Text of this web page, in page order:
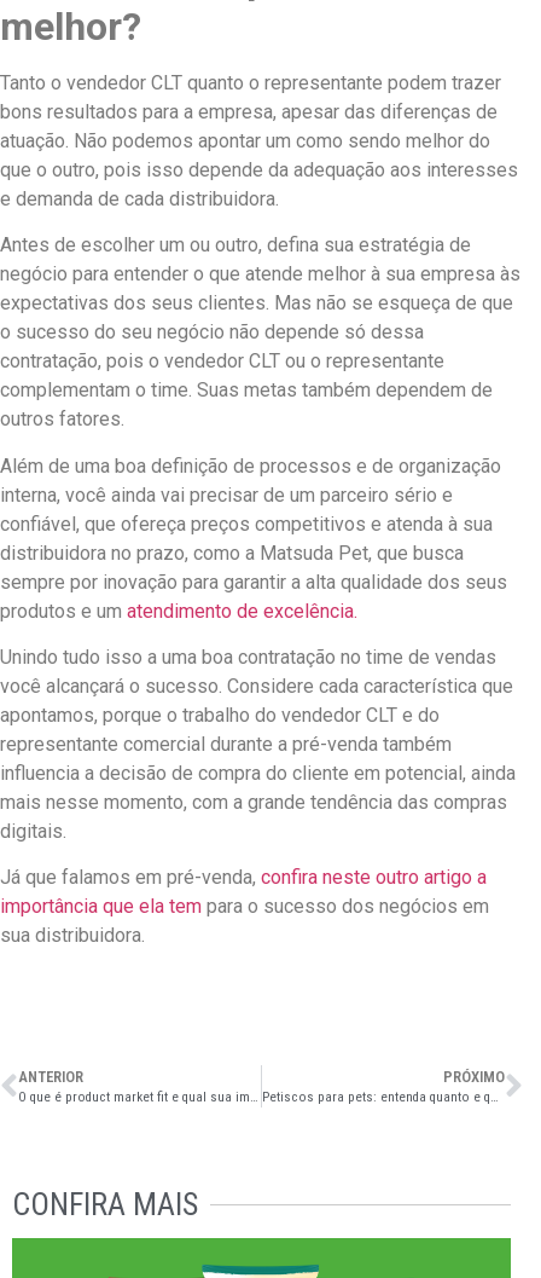
melhor?
Tanto o vendedor CLT quanto o representante podem trazer
bons resultados para a empresa, apesar das diferenças de
atuação. Não podemos apontar um como sendo melhor do
que o outro, pois isso depende da adequação aos interesses
e demanda de cada distribuidora.
Antes de escolher um ou outro, defina sua estratégia de
negócio para entender o que atende melhor à sua empresa às
expectativas dos seus clientes. Mas não se esqueça de que
o sucesso do seu negócio não depende só dessa
contratação, pois o vendedor CLT ou o representante
complementam o time. Suas metas também dependem de
outros fatores.
Além de uma boa definição de processos e de organização
interna, você ainda vai precisar de um parceiro sério e
confiável, que ofereça preços competitivos e atenda à sua
distribuidora no prazo, como a Matsuda Pet, que busca
sempre por inovação para garantir a alta qualidade dos seus
produtos e um atendimento de excelência.
Unindo tudo isso a uma boa contratação no time de vendas
você alcançará o sucesso. Considere cada característica que
apontamos, porque o trabalho do vendedor CLT e do
representante comercial durante a pré-venda também
influencia a decisão de compra do cliente em potencial, ainda
mais nesse momento, com a grande tendência das compras
digitais.
Já que falamos em pré-venda, confira neste outro artigo a
importância que ela tem para o sucesso dos negócios em
sua distribuidora.
ANTERIOR
O que é product market fit e qual sua importância para o mercado pet
PRÓXIMO
Petiscos para pets: entenda quanto e quando seu pet pode comer
CONFIRA MAIS